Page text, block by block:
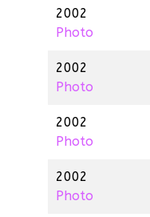
2002
Photo
2002
Photo
2002
Photo
2002
Photo